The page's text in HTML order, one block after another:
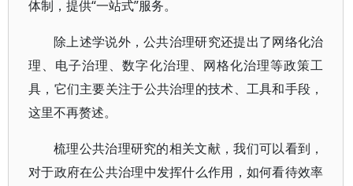
体制，提供“一站式”服务。
除上述学说外，公共治理研究还提出了网络化治
理、电子治理、数字化治理、网格化治理等政策工
具，它们主要关注于公共治理的技术、工具和手段，
这里不再赘述。
梳理公共治理研究的相关文献，我们可以看到，
对于政府在公共治理中发挥什么作用，如何看待效率